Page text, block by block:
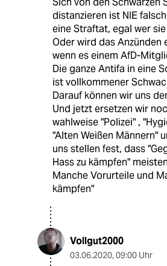
distanzieren ist NIE
eine Straftat, egal wer
Oder wird das Anzünden
wenn es einem AfD-
Die ganze Antifa in eine
ist vollkommener
Darauf können wir uns
Und jetzt ersetzen wir
wahlweise "Polizei" ,
"Alten Weißen Männern"
uns stellen fest, dass
Hass zu kämpfen"
Manche Vorurteile und
kämpfen"
Vollgut2000
03.06.2020, 09:00 Uhr